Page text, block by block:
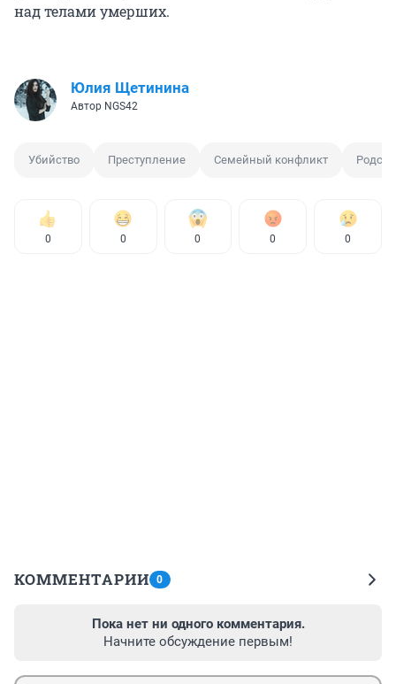
над телами умерших.
Юлия Щетинина
Автор NGS42
Убийство Преступление Семейный конфликт
0 0 0 0 0
КОММЕНТАРИИ 0
Пока нет ни одного комментария.
Начните обсуждение первым!